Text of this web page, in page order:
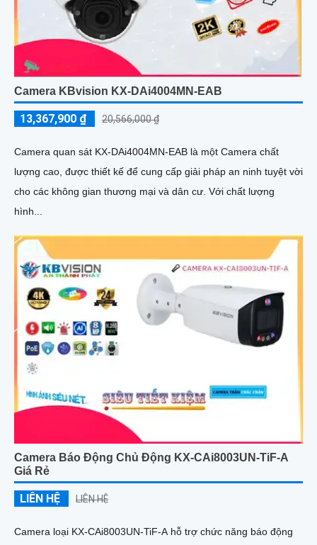
Camera KBvision KX-DAi4004MN-EAB
13,367,900 ₫ 20,566,000 ₫
Camera quan sát KX-DAi4004MN-EAB là một Camera chất
lượng cao, được thiết kế để cung cấp giải pháp an ninh tuyệt vời
cho các không gian thương mại và dân cư. Với chất lượng
hình...
Camera Báo Động Chủ Động KX-CAi8003UN-TiF-A
Giá Rẻ
LIÊN HỆ LIÊN HỆ
Camera loại KX-CAi8003UN-TiF-A hỗ trợ chức năng báo động